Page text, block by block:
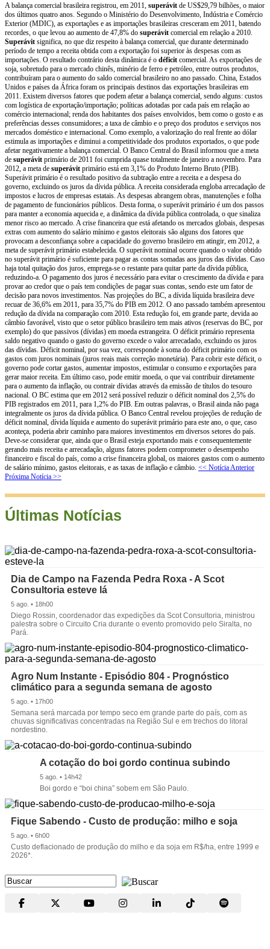
A balança comercial brasileira registrou, em 2011, superávit de US$29,79 bilhões, o maior
dos últimos quatro anos. Segundo o Ministério do Desenvolvimento, Indústria e Comércio
Exterior (MDIC), as exportações e as importações brasileiras cresceram em 2011, batendo
recordes, o que levou ao aumento de 47,8% do superávit comercial em relação a 2010.
Superávit significa, no que diz respeito à balança comercial, que durante determinado
período de tempo a receita obtida com a exportação foi superior às despesas com as
importações. O resultado contrário desta dinâmica é o déficit comercial. As exportações de
soja, sobretudo para o mercado chinês, minério de ferro e petróleo, entre outros produtos,
contribuíram para o aumento do saldo comercial brasileiro no ano passado. China, Estados
Unidos e países da África foram os principais destinos das exportações brasileiras em
2011. Existem diversos fatores que podem afetar a balança comercial, sendo alguns: custos
com logística de exportação/importação; políticas adotadas por cada país em relação ao
comércio internacional; renda dos habitantes dos países envolvidos, bem como o gosto e as
preferências desses consumidores; a taxa de câmbio e o preço dos produtos e serviços nos
mercados doméstico e internacional. Como exemplo, a valorização do real frente ao dólar
estimula as importações e diminui a competitividade dos produtos exportados, o que pode
afetar negativamente a balança comercial. O Banco Central do Brasil informou que a meta
de superávit primário de 2011 foi cumprida quase totalmente de janeiro a novembro. Para
2012, a meta de superávit primário está em 3,1% do Produto Interno Bruto (PIB).
Superávit primário é o resultado positivo da subtração entre a receita e a despesa do
governo, excluindo os juros da dívida pública. A receita considerada engloba arrecadação de
impostos e lucros de empresas estatais. As despesas abrangem obras, manutenções e folha
de pagamento de funcionários públicos. Desta forma, o superávit primário é um dos passos
para manter a economia aquecida e, a dinâmica da dívida pública controlada, o que sinaliza
menor risco ao mercado. A crise financeira que está afetando os mercados globais, despesas
extras com aumento do salário mínimo e gastos eleitorais são alguns dos fatores que
provocam a desconfiança sobre a capacidade do governo brasileiro em atingir, em 2012, a
meta de superávit primário estabelecida. O superávit nominal ocorre quando o valor obtido
no superávit primário é suficiente para pagar as contas somadas aos juros das dívidas. Caso
haja total quitação dos juros, emprega-se o restante para quitar parte da dívida pública,
reduzindo-a. O pagamento dos juros é necessário para evitar o crescimento da dívida e para
provar ao credor que o país tem condições de pagar suas contas, sendo este um fator de
decisão para novos investimentos. Nas projeções do BC, a dívida líquida brasileira deve
recuar de 36,6% em 2011, para 35,7% do PIB em 2012. O ano passado também apresentou
redução da dívida na comparação com 2010. Esta redução foi, em grande parte, devida ao
câmbio favorável, visto que o setor público brasileiro tem mais ativos (reservas do BC, por
exemplo) do que passivos (dívidas) em moeda estrangeira. O déficit primário representa
saldo negativo quando o gasto do governo excede o valor arrecadado, excluindo os juros
das dívidas. Déficit nominal, por sua vez, corresponde à soma do déficit primário com os
gastos com juros nominais (juros reais mais correção monetária). Para cobrir este déficit, o
governo pode cortar gastos, aumentar impostos, estimular o consumo e exportações para
gerar maior receita. Em último caso, pode emitir moeda, o que vai contribuir diretamente
para o aumento da inflação, ou contrair dívidas através da emissão de títulos do tesouro
nacional. O BC estima que em 2012 será possível reduzir o déficit nominal dos 2,5% do
PIB registrados em 2011, para 1,2% do PIB. Em outras palavras, o Brasil ainda não paga
integralmente os juros da dívida pública. O Banco Central revelou projeções de redução de
déficit nominal, dívida líquida e aumento do superávit primário para este ano, o que, caso
aconteça, poderia abrir caminho para maiores investimentos em diversos setores do país.
Deve-se considerar que, ainda que o Brasil esteja exportando mais e consequentemente
gerando mais receita e arrecadação, alguns fatores podem comprometer o desempenho
financeiro e fiscal do país, como a crise financeira global, os maiores gastos com o aumento
de salário mínimo, gastos eleitorais, e as taxas de inflação e câmbio. << Notícia Anterior
Próxima Notícia >>
Últimas Notícias
Dia de Campo na Fazenda Pedra Roxa - A Scot
Consultoria esteve lá
5 ago. • 18h00
Diego Rossin, coordenador das expedições da Scot Consultoria, ministrou
palestra sobre o Circuito Cria durante o evento promovido pelo Siralta, no
Pará.
Agro Num Instante - Episódio 804 - Prognóstico
climático para a segunda semana de agosto
5 ago. • 17h00
Semana será marcada por tempo seco em grande parte do país, com as
chuvas significativas concentradas na Região Sul e em trechos do litoral
nordestino.
A cotação do boi gordo continua subindo
5 ago. • 14h42
Boi gordo e “boi china” sobem em São Paulo.
Fique Sabendo - Custo de produção: milho e soja
5 ago. • 6h00
Custo deflacionado de produção do milho e da soja em R$/ha, entre 1999 e
2026*.